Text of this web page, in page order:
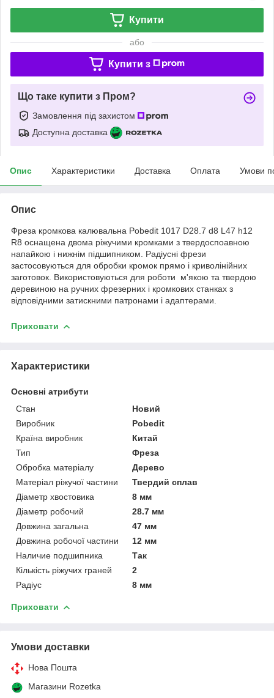
Купити
або
Купити з
Що таке купити з Пром?
Замовлення під захистом
Доступна доставка
Опис Характеристики Доставка Оплата Умови
Опис
Фреза кромкова калювальна Pobedit 1017 D28.7 d8 L47 h12
R8 оснащена двома ріжучими кромками з твердоспоавною
напайкою і нижнім підшипником. Радіусні фрези
застосовуються для обробки кромок прямо і криволінійних
заготовок. Використовуються для роботи м'якою та твердою
деревиною на ручних фрезерних і кромкових станках з
відповідними затискними патронами і адаптерами.
Приховати
Характеристики
Основні атрибути
Стан
Новий
Виробник
Pobedit
Країна виробник
Китай
Тип
Фреза
Обробка матеріалу
Дерево
Матеріал ріжучої частини
Твердий сплав
Діаметр хвостовика
8 мм
Діаметр робочий
28.7 мм
Довжина загальна
47 мм
Довжина робочої частини
12 мм
Наличие подшипника
Так
Кількість ріжучих граней
2
Радіус
8 мм
Приховати
Умови доставки
Нова Пошта
Магазини Rozetka